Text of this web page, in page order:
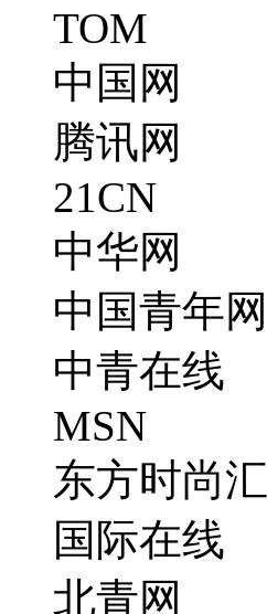
TOM
中国网
腾讯网
21CN
中华网
中国青年网
中青在线
MSN
东方时尚汇
国际在线
北青网